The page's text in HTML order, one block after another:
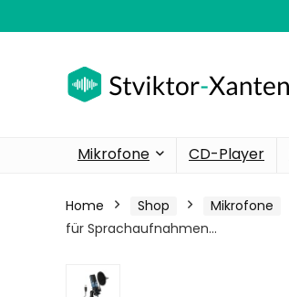
Mikrofone CD-Player
Home Shop Mikrofone
für Sprachaufnahmen…